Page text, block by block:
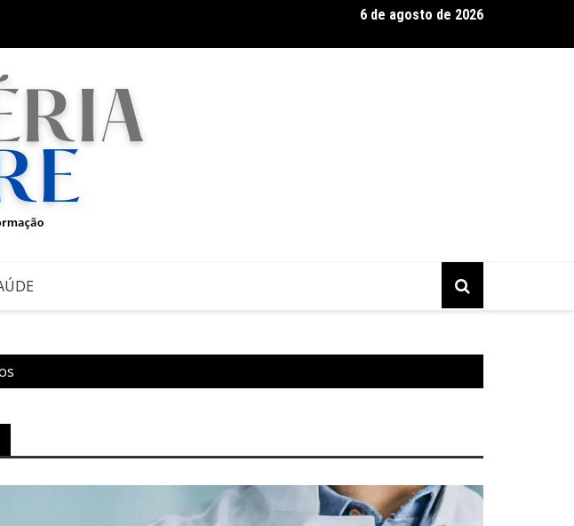
diferença
Fitness Brasil Expo 2026, a maior edição da história
6 de agosto de 2026